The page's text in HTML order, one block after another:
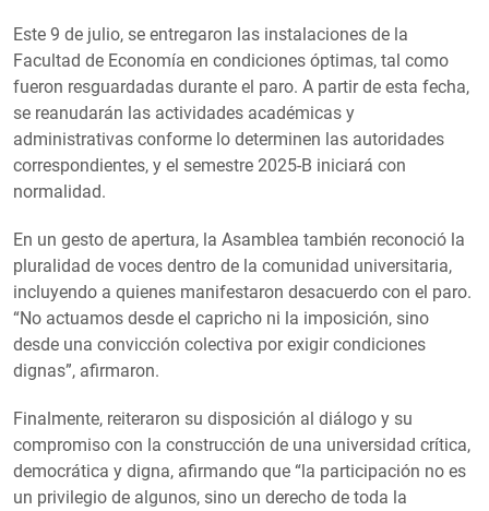
Este 9 de julio, se entregaron las instalaciones de la
Facultad de Economía en condiciones óptimas, tal como
fueron resguardadas durante el paro. A partir de esta fecha,
se reanudarán las actividades académicas y
administrativas conforme lo determinen las autoridades
correspondientes, y el semestre 2025-B iniciará con
normalidad.
En un gesto de apertura, la Asamblea también reconoció la
pluralidad de voces dentro de la comunidad universitaria,
incluyendo a quienes manifestaron desacuerdo con el paro.
“No actuamos desde el capricho ni la imposición, sino
desde una convicción colectiva por exigir condiciones
dignas”, afirmaron.
Finalmente, reiteraron su disposición al diálogo y su
compromiso con la construcción de una universidad crítica,
democrática y digna, afirmando que “la participación no es
un privilegio de algunos, sino un derecho de toda la